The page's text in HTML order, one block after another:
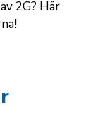
2G? Här